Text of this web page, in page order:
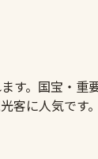
す。国宝・
客に人気です。